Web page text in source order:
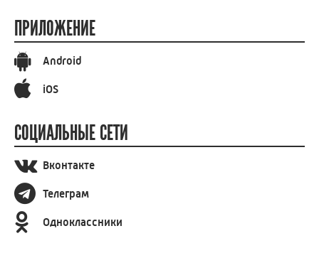
ПРИЛОЖЕНИЕ
Android
iOS
СОЦИАЛЬНЫЕ СЕТИ
Вконтакте
Телеграм
Одноклассники